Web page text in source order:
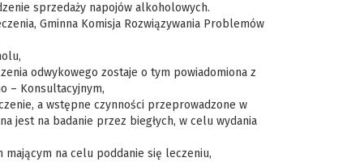
sprzedaży napojów alkoholowych.
Gminna Komisja Rozwiązywania Problemów
odwykowego zostaje o tym powiadomiona z
– Konsultacyjnym,
a wstępne czynności przeprowadzone w
jest na badanie przez biegłych, w celu wydania
na celu poddanie się leczeniu,